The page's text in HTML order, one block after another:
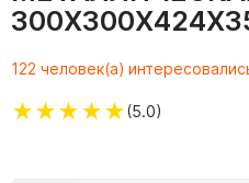
122 человек(а)
★★★★★(5.0)